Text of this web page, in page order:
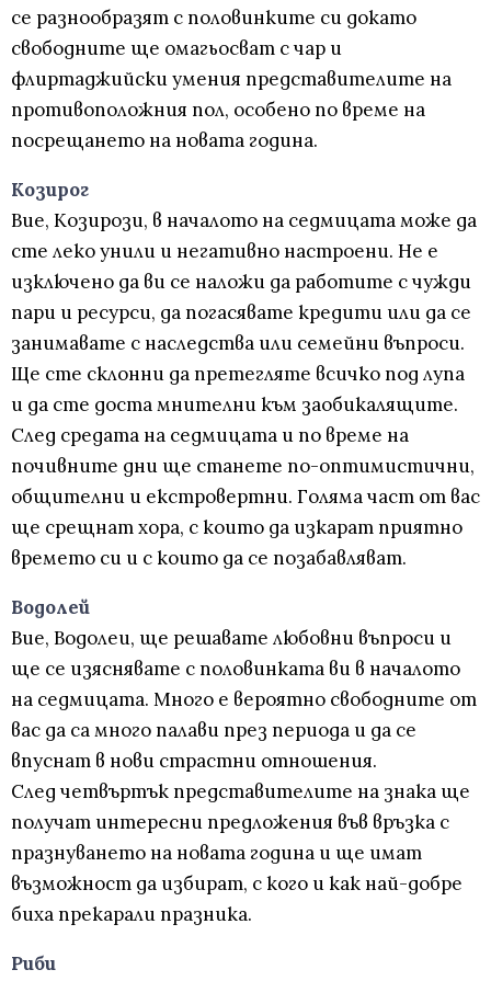
се разнообразят с половинките си докато
свободните ще омагьосват с чар и
флиртаджийски умения представителите на
противоположния пол, особено по време на
посрещането на новата година.
Козирог
Вие, Козирози, в началото на седмицата може да
сте леко унили и негативно настроени. Не е
изключено да ви се наложи да работите с чужди
пари и ресурси, да погасявате кредити или да се
занимавате с наследства или семейни въпроси.
Ще сте склонни да претегляте всичко под лупа
и да сте доста мнителни към заобикалящите.
След средата на седмицата и по време на
почивните дни ще станете по-оптимистични,
общителни и екстровертни. Голяма част от вас
ще срещнат хора, с които да изкарат приятно
времето си и с които да се позабавляват.
Водолей
Вие, Водолеи, ще решавате любовни въпроси и
ще се изяснявате с половинката ви в началото
на седмицата. Много е вероятно свободните от
вас да са много палави през периода и да се
впуснат в нови страстни отношения.
След четвъртък представителите на знака ще
получат интересни предложения във връзка с
празнуването на новата година и ще имат
възможност да избират, с кого и как най-добре
биха прекарали празника.
Риби